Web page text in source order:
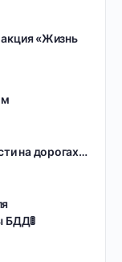
акция «Жизнь
на дорогах…
БДД🚦